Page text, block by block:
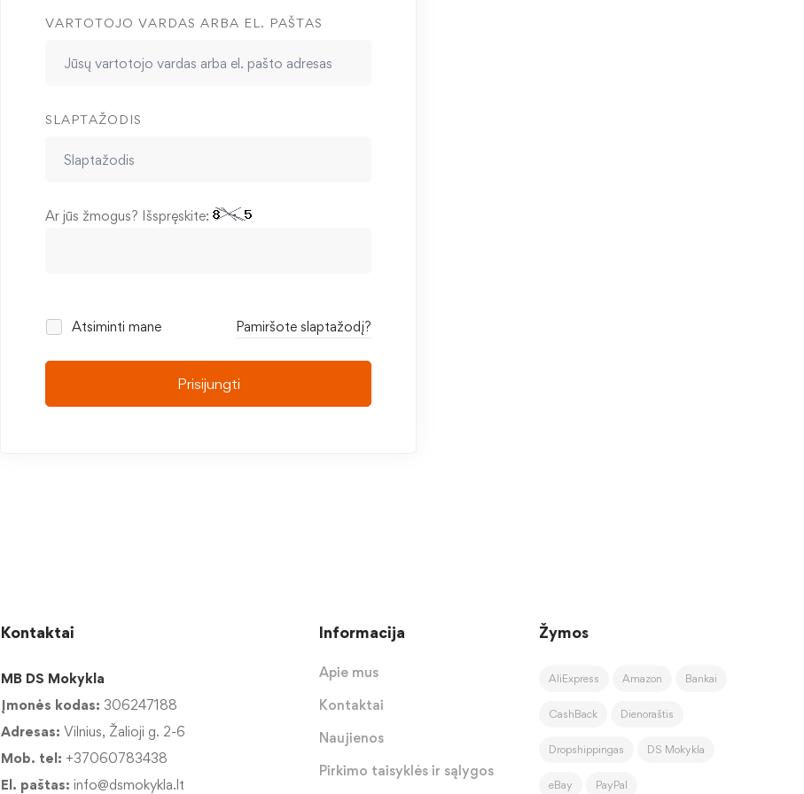
VARTOTOJO VARDAS ARBA EL. PAŠTAS
SLAPTAŽODIS
Ar jūs žmogus? Išspręskite:
Atsiminti mane Pamiršote slaptažodį?
Prisijungti
Kontaktai
MB DS Mokykla
Įmonės kodas: 306247188
Adresas: Vilnius, Žalioji g. 2-6
Mob. tel: +37060783438
El. paštas: info@dsmokykla.lt
Informacija
Apie mus
Kontaktai
Naujienos
Pirkimo taisyklės ir sąlygos
Žymos
AliExpress Amazon Bankai
CashBack Dienoraštis
Dropshippingas DS Mokykla
eBay PayPal